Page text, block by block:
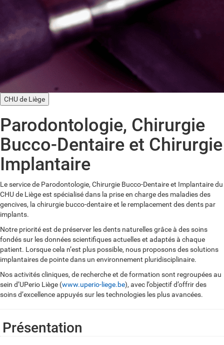
CHU de Liège
Parodontologie, Chirurgie
Bucco-Dentaire et Chirurgie
Implantaire
Le service de Parodontologie, Chirurgie Bucco-Dentaire et Implantaire du
CHU de Liège est spécialisé dans la prise en charge des maladies des
gencives, la chirurgie bucco-dentaire et le remplacement des dents par
implants.
Notre priorité est de préserver les dents naturelles grâce à des soins
fondés sur les données scientifiques actuelles et adaptés à chaque
patient. Lorsque cela n’est plus possible, nous proposons des solutions
implantaires de pointe dans un environnement pluridisciplinaire.
Nos activités cliniques, de recherche et de formation sont regroupées au
sein d’UPerio Liège (www.uperio-liege.be), avec l’objectif d’offrir des
soins d’excellence appuyés sur les technologies les plus avancées.
Présentation